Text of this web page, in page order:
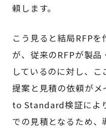
頼します。
こう見ると結局RFP
が、従来のRFPが製
しているのに対し、
提案と見積の依頼が
to Standard検証によ
での見積となるため